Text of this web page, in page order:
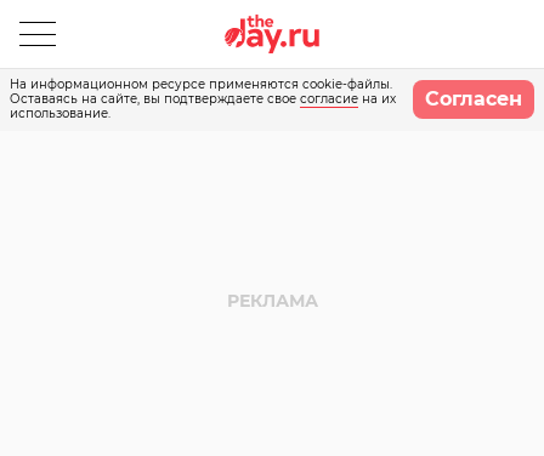
На информационном ресурсе применяются cookie-файлы.
Оставаясь на сайте, вы подтверждаете свое согласие на их
использование.
Согласен